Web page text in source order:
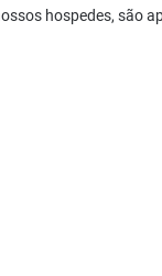
hospedes, são